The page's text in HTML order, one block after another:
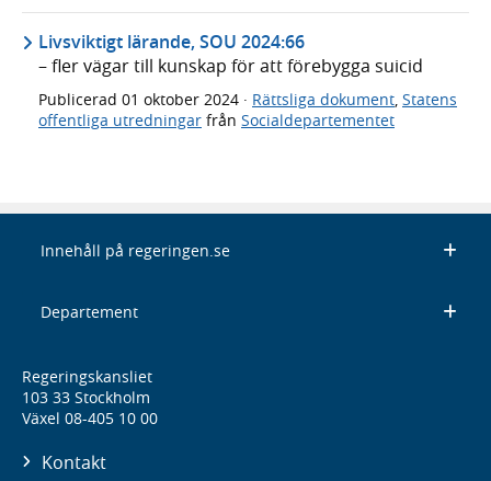
Livsviktigt lärande, SOU 2024:66
– fler vägar till kunskap för att förebygga suicid
Publicerad 01 oktober 2024 · Rättsliga dokument, Statens
offentliga utredningar från Socialdepartementet
Innehåll på regeringen.se
Departement
Regeringskansliet
103 33 Stockholm
Växel 08-405 10 00
Kontakt